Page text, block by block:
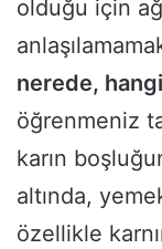
olduğu için
nerede,
öğrenmeniz
karın
altında,
özellikle